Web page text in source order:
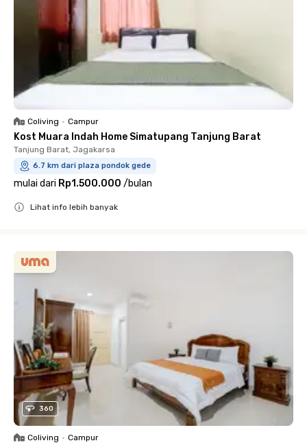
Coliving • Campur
Kost Muara Indah Home Simatupang Tanjung Barat
Tanjung Barat, Jagakarsa
6.7 km dari plaza pondok gede
mulai dari Rp1.500.000 /bulan
Lihat info lebih banyak
360
Coliving • Campur